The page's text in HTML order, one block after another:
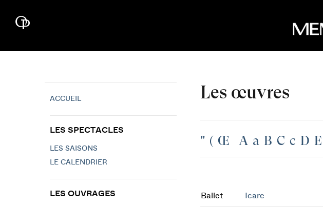
Les œuvres
" ( Œ A a B C c D E
Ballet Icare
ACCUEIL
LES SPECTACLES
LES SAISONS
LE CALENDRIER
LES OUVRAGES